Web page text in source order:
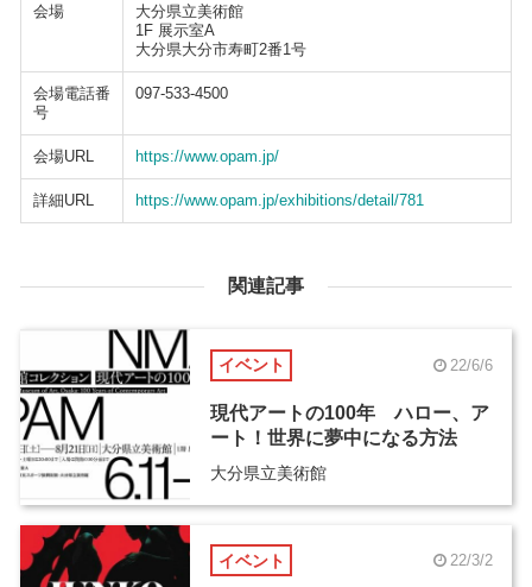
会場
大分県立美術館
1F 展示室A
大分県大分市寿町2番1号
会場電話番
号
097-533-4500
会場URL https://www.opam.jp/
詳細URL https://www.opam.jp/exhibitions/detail/781
関連記事
イベント 22/6/6
現代アートの100年 ハロー、ア
ート！世界に夢中になる方法
大分県立美術館
イベント 22/3/2